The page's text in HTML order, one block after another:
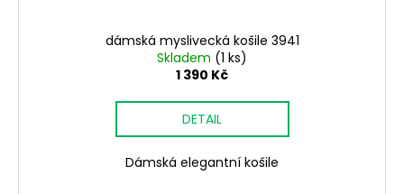
dámská myslivecká košile 3941
Skladem (1 ks)
1 390 Kč
DETAIL
Dámská elegantní košile